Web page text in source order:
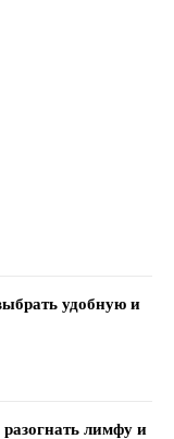
удобную и
лимфу и